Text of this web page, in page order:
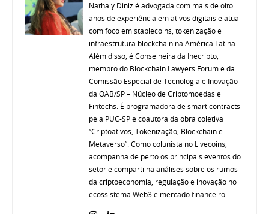
Nathaly Diniz é advogada com mais de oito
anos de experiência em ativos digitais e atua
com foco em stablecoins, tokenização e
infraestrutura blockchain na América Latina.
Além disso, é Conselheira da Inecripto,
membro do Blockchain Lawyers Forum e da
Comissão Especial de Tecnologia e Inovação
da OAB/SP – Núcleo de Criptomoedas e
Fintechs. É programadora de smart contracts
pela PUC-SP e coautora da obra coletiva
“Criptoativos, Tokenização, Blockchain e
Metaverso”. Como colunista no Livecoins,
acompanha de perto os principais eventos do
setor e compartilha análises sobre os rumos
da criptoeconomia, regulação e inovação no
ecossistema Web3 e mercado financeiro.